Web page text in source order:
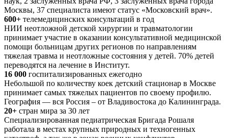
Москвы, 37 специалиста имеют статус «Московский врач».
600+ телемедицинских консультаций в год
НИИ неотложной детской хирургии и травматологии
принимает участие в оказании консультативной медицинской
помощи больницам других регионов по направлениям
тяжелая травма и неотложные состояния у детей. 70% детей
переводятся на лечение в Институт.
16 000 госпитализированных ежегодно
Небольшой по количеству коек детский стационар в Москве
принимает самых тяжелых пациентов по своему профилю.
География — вся Россия – от Владивостока до Калининграда.
20+ стран мира за 30 лет
Специализированная педиатрическая Бригада Рошаля
работала в местах крупных природных и техногенных